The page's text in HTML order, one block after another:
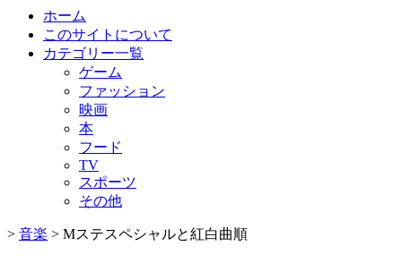
ホーム
このサイトについて
カテゴリー一覧
ゲーム
ファッション
映画
本
フード
TV
スポーツ
その他
> 音楽 > Mステスペシャルと紅白曲順